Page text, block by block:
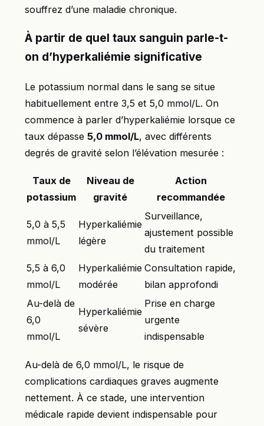
souffrez d’une maladie chronique.
À partir de quel taux sanguin parle-t-
on d’hyperkaliémie significative
Le potassium normal dans le sang se situe
habituellement entre 3,5 et 5,0 mmol/L. On
commence à parler d’hyperkaliémie lorsque ce
taux dépasse 5,0 mmol/L, avec différents
degrés de gravité selon l’élévation mesurée :
Taux de
potassium
Niveau de
gravité
Action
recommandée
5,0 à 5,5
mmol/L
Hyperkaliémie
légère
Surveillance,
ajustement possible
du traitement
5,5 à 6,0
mmol/L
Hyperkaliémie
modérée
Consultation rapide,
bilan approfondi
Au-delà de
6,0
mmol/L
Hyperkaliémie
sévère
Prise en charge
urgente
indispensable
Au-delà de 6,0 mmol/L, le risque de
complications cardiaques graves augmente
nettement. À ce stade, une intervention
médicale rapide devient indispensable pour